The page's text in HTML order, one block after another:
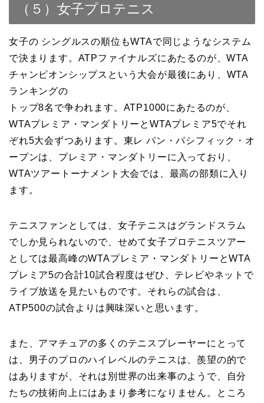
（５）女子プロテニス
女子の シングルスの順位もWTAで同じようなシステム
で決まります。ATPファイナルズにあたるのが、WTA
チャンピオンシップスという大会が最後にあり、WTA
ランキングの
トップ8名で争われます。ATP1000にあたるのが、
WTAプレミア・マンダトリーとWTAプレミア5でそれ
ぞれ5大会ずつあります。東レ パン・パシフィック・オ
ープンは、プレミア・マンダトリーに入っており、
WTAツアートーナメント大会では、最高の部類に入り
ます。
テニスファンとしては、女子テニスはグランドスラム
でしか見られないので、せめて女子プロテニスツアー
としては最高峰のWTAプレミア・マンダトリーとWTA
プレミア5の合計10試合程度はぜひ、テレビやネットで
ライブ放送を見たいものです。それらの試合は、
ATP500の試合よりは興味深いと思います。
また、アマチュアの多くのテニスプレーヤーにとって
は、男子のプロのハイレベルのテニスは、羨望の的で
はありますが、それは別世界の出来事のようで、自分
たちの技術向上にはあまり参考になりません。ところ